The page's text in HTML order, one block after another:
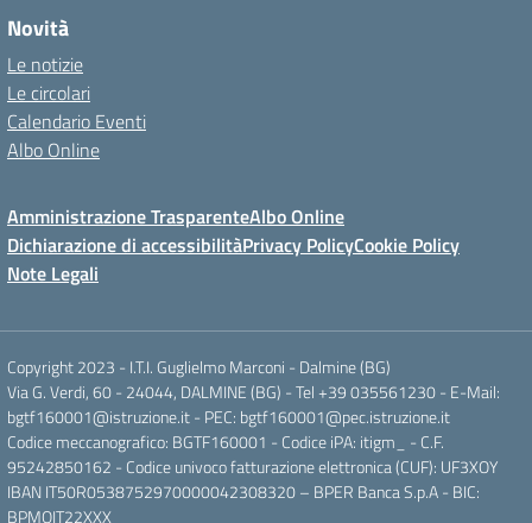
Novità
Le notizie
Le circolari
Calendario Eventi
Albo Online
Amministrazione TrasparenteAlbo Online
Dichiarazione di accessibilitàPrivacy PolicyCookie Policy
Note Legali
Copyright 2023 - I.T.I. Guglielmo Marconi - Dalmine (BG)
Via G. Verdi, 60 - 24044, DALMINE (BG) - Tel +39 035561230 - E-Mail:
bgtf160001@istruzione.it - PEC: bgtf160001@pec.istruzione.it
Codice meccanografico: BGTF160001 - Codice iPA: itigm_ - C.F.
95242850162 - Codice univoco fatturazione elettronica (CUF): UF3XOY
IBAN IT50R0538752970000042308320 – BPER Banca S.p.A - BIC:
BPMOIT22XXX